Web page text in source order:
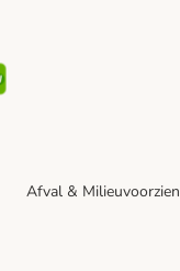
Security
Afval &